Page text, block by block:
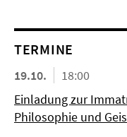
TERMINE
19.10.
18:00
Einladung zur
Philosophie und